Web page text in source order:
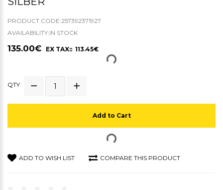
PRODUCT CODE:257392371927
AVAILABILITY:IN STOCK
135.00€ EX TAX:: 113.45€
QTY
Add to Cart
ADD TO WISH LIST COMPARE THIS PRODUCT